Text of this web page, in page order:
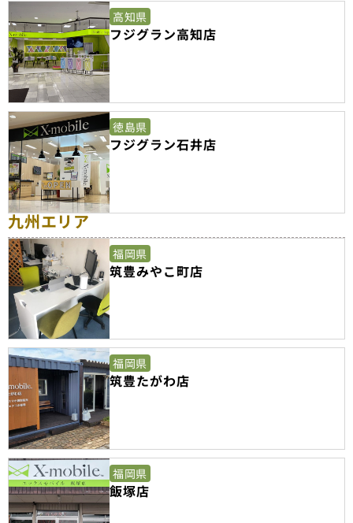
高知県
フジグラン高知店
徳島県
フジグラン石井店
九州エリア
福岡県
筑豊みやこ町店
福岡県
筑豊たがわ店
福岡県
飯塚店